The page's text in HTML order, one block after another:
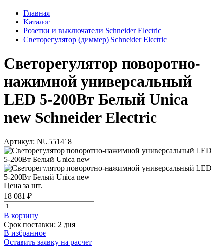
Главная
Каталог
Розетки и выключатели Schneider Electric
Светорегулятор (диммер) Schneider Electric
Светорегулятор поворотно-
нажимной универсальный
LED 5-200Вт Белый Unica
new Schneider Electric
Артикул: NU551418
Цена за шт.
18 081 ₽
В корзинy
Срок поставки: 2 дня
В избранное
Оставить заявку на расчет